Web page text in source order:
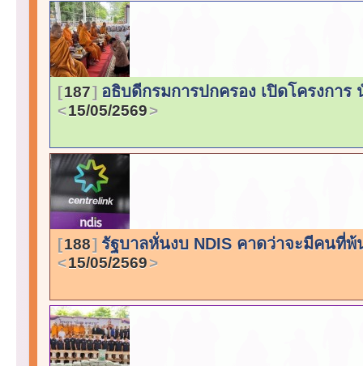
187 อธิบดีกรมการปกครอง เปิดโครงกา
15/05/2569
188 รัฐบาลหั่นงบ NDIS คาดว่าจะมีคนที่
15/05/2569